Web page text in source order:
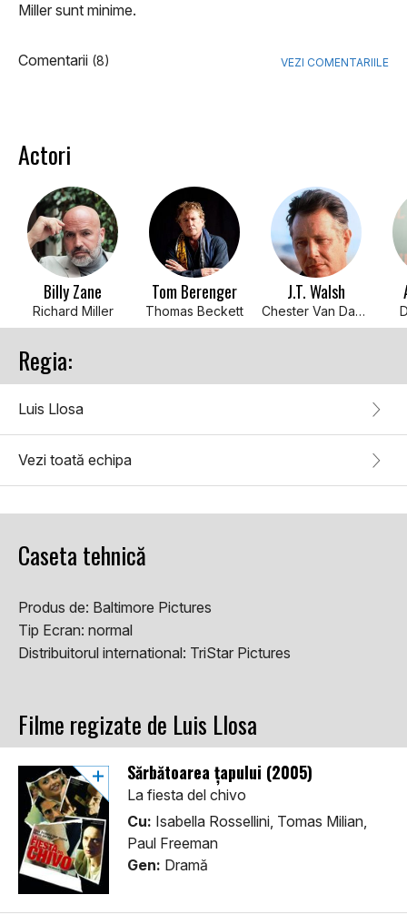
Miller sunt minime.
Comentarii (8) VEZI COMENTARIILE
Actori
Billy Zane
Richard Miller
Tom Berenger
Thomas Beckett
J.T. Walsh
Chester Van Damme
Regia:
Luis Llosa
Vezi toată echipa
Caseta tehnică
Produs de: Baltimore Pictures
Tip Ecran: normal
Distribuitorul international: TriStar Pictures
Filme regizate de Luis Llosa
Sărbătoarea țapului (2005)
La fiesta del chivo
Cu: Isabella Rossellini, Tomas Milian,
Paul Freeman
Gen: Dramă